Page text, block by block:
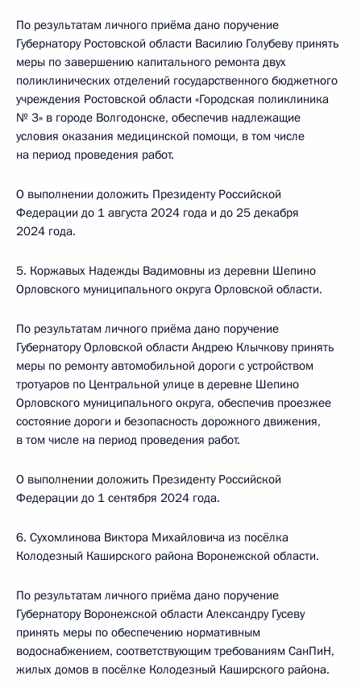
По результатам личного приёма дано поручение
Губернатору Ростовской области Василию Голубеву принять
меры по завершению капитального ремонта двух
поликлинических отделений государственного бюджетного
учреждения Ростовской области «Городская поликлиника
№ 3» в городе Волгодонске, обеспечив надлежащие
условия оказания медицинской помощи, в том числе
на период проведения работ.
О выполнении доложить Президенту Российской
Федерации до 1 августа 2024 года и до 25 декабря
2024 года.
5. Коржавых Надежды Вадимовны из деревни Шепино
Орловского муниципального округа Орловской области.
По результатам личного приёма дано поручение
Губернатору Орловской области Андрею Клычкову принять
меры по ремонту автомобильной дороги с устройством
тротуаров по Центральной улице в деревне Шепино
Орловского муниципального округа, обеспечив проезжее
состояние дороги и безопасность дорожного движения,
в том числе на период проведения работ.
О выполнении доложить Президенту Российской
Федерации до 1 сентября 2024 года.
6. Сухомлинова Виктора Михайловича из посёлка
Колодезный Каширского района Воронежской области.
По результатам личного приёма дано поручение
Губернатору Воронежской области Александру Гусеву
принять меры по обеспечению нормативным
водоснабжением, соответствующим требованиям СанПиН,
жилых домов в посёлке Колодезный Каширского района.